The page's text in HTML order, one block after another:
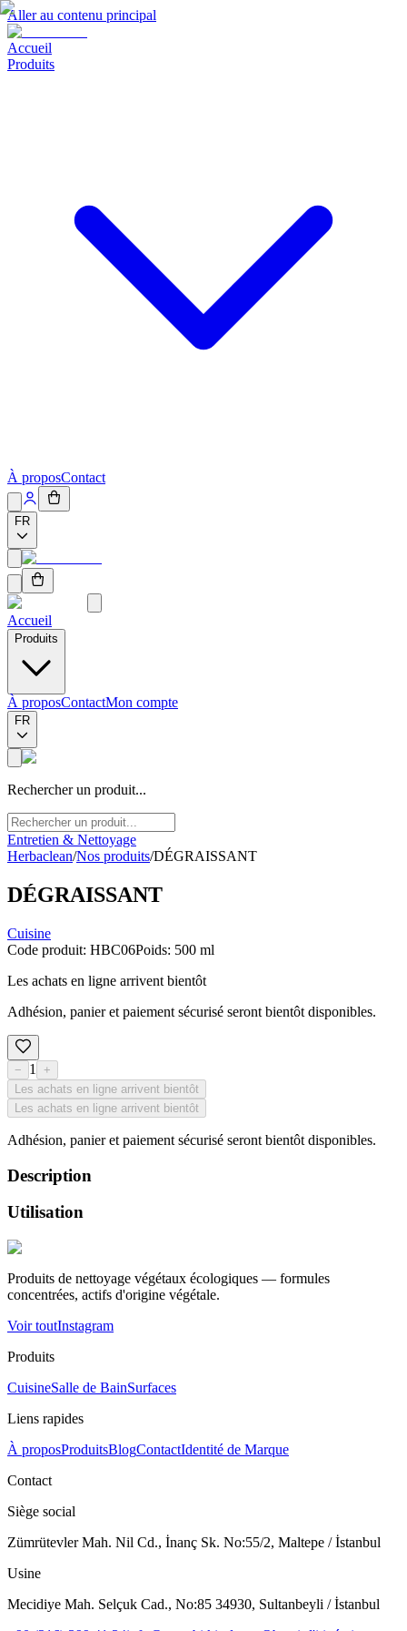
Aller au contenu principal
Accueil
Produits
À proposContact
FR
Accueil
Produits
À proposContactMon compte
FR
Rechercher un produit...
Entretien & Nettoyage
Herbaclean/Nos produits/DÉGRAISSANT
DÉGRAISSANT
Cuisine
Code produit: HBC06Poids: 500 ml
Les achats en ligne arrivent bientôt
Adhésion, panier et paiement sécurisé seront bientôt disponibles.
− 1
+
Les achats en ligne arrivent bientôt
Les achats en ligne arrivent bientôt
Adhésion, panier et paiement sécurisé seront bientôt disponibles.
Description
Utilisation
Produits de nettoyage végétaux écologiques — formules
concentrées, actifs d'origine végétale.
Voir toutInstagram
Produits
CuisineSalle de BainSurfaces
Liens rapides
À proposProduitsBlogContactIdentité de Marque
Contact
Siège social
Zümrütevler Mah. Nil Cd., İnanç Sk. No:55/2, Maltepe / İstanbul
Usine
Mecidiye Mah. Selçuk Cad., No:85 34930, Sultanbeyli / İstanbul